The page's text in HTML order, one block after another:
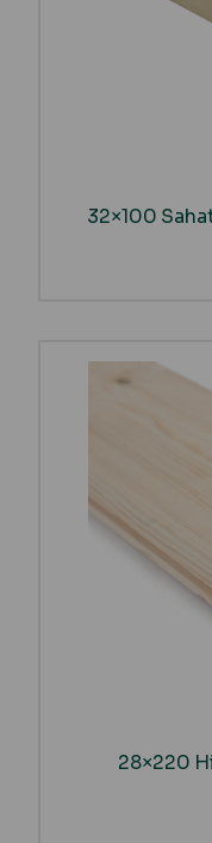
32×100
28×220